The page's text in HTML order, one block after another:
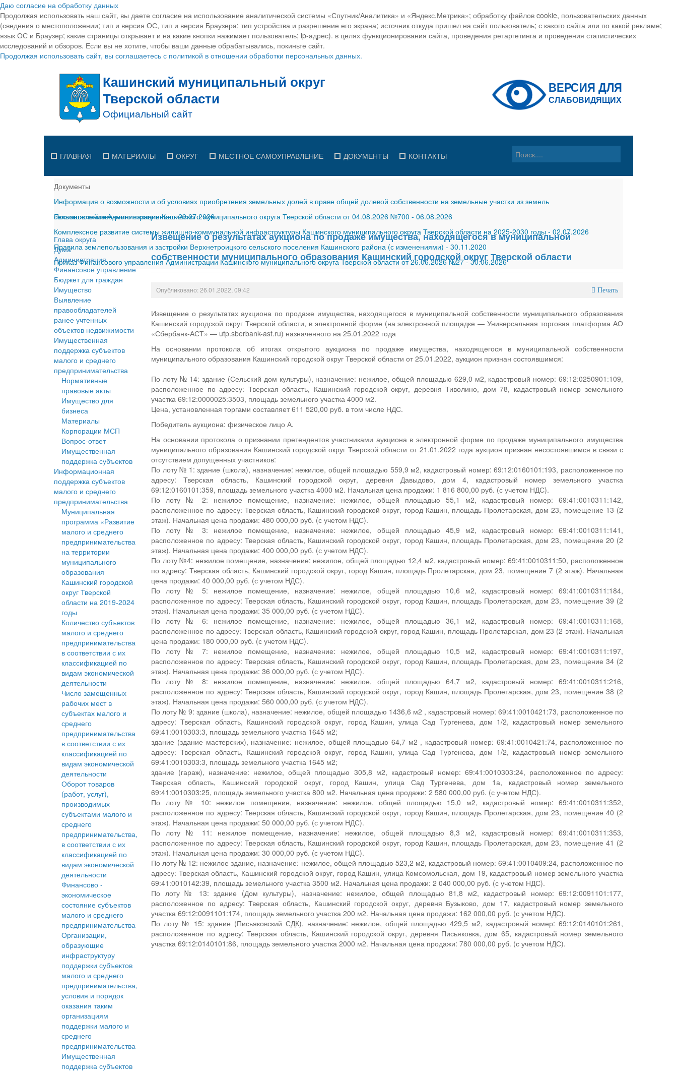
Даю согласие на обработку данных
Продолжая использовать наш сайт, вы даете согласие на использование аналитической системы «Спутник/Аналитика» и «Яндекс.Метрика»; обработку файлов cookie, пользовательских данных
(сведения о местоположении; тип и версия ОС, тип и версия Браузера; тип устройства и разрешение его экрана; источник откуда пришел на сайт пользователь; с какого сайта или по какой рекламе;
язык ОС и Браузер; какие страницы открывает и на какие кнопки нажимает пользователь; ip-адрес). в целях функционирования сайта, проведения ретаргетинга и проведения статистических
исследований и обзоров. Если вы не хотите, чтобы ваши данные обрабатывались, покиньте сайт.
Продолжая использовать сайт, вы соглашаетесь с политикой в отношении обработки персональных данных.
ГЛАВНАЯ МАТЕРИАЛЫ ОКРУГ МЕСТНОЕ САМОУПРАВЛЕНИЕ ДОКУМЕНТЫ КОНТАКТЫ
Документы
Информация о возможности и об условиях приобретения земельных долей в праве общей долевой собственности на земельные участки из земель
сельскохозяйственного назначения-29.07.2026
Постановление Администрации Кашинского муниципального округа Тверской области от 04.08.2026 №700 - 06.08.2026
Комплексное развитие системы жилищно-коммунальной инфраструктуры Кашинского муниципального округа Тверской области на 2025-2030 годы - 02.07.2026
Правила землепользования и застройки Верхнетроицкого сельского поселения Кашинского района (с изменениями) - 30.11.2020
Приказ Финансового управления Администрации Кашинского муниципального округа Тверской области от 26.06.2026 №27-30.06.2026
Глава округа
Дума
Администрация
Финансовое управление
Бюджет для граждан
Имущество
Выявление
правообладателей
ранее учтенных
объектов недвижимости
Имущественная
поддержка субъектов
малого и среднего
предпринимательства
Нормативные
правовые акты
Имущество для
бизнеса
Материалы
Корпорации МСП
Вопрос-ответ
Имущественная
поддержка субъектов
Информационная
поддержка субъектов
малого и среднего
предпринимательства
Муниципальная
программа «Развитие
малого и среднего
предпринимательства
на территории
муниципального
образования
Кашинский городской
округ Тверской
области на 2019-2024
годы
Количество субъектов
малого и среднего
предпринимательства
в соответствии с их
классификацией по
видам экономической
деятельности
Число замещенных
рабочих мест в
субъектах малого и
среднего
предпринимательства
в соответствии с их
классификацией по
видам экономической
деятельности
Оборот товаров
(работ, услуг),
производимых
субъектами малого и
среднего
предпринимательства,
в соответствии с их
классификацией по
видам экономической
деятельности
Финансово -
экономическое
состояние субъектов
малого и среднего
предпринимательства
Организации,
образующие
инфраструктуру
поддержки субъектов
малого и среднего
предпринимательства,
условия и порядок
оказания таким
организациям
поддержки малого и
среднего
предпринимательства
Имущественная
поддержка субъектов
Извещение о результатах аукциона по продаже имущества, находящегося в муниципальной
собственности муниципального образования Кашинский городской округ Тверской области
Опубликовано: 26.01.2022, 09:42 Печать
Извещение о результатах аукциона по продаже имущества, находящегося в муниципальной собственности муниципального образования
Кашинский городской округ Тверской области, в электронной форме (на электронной площадке — Универсальная торговая платформа АО
«Сбербанк-АСТ» — utp.sberbank-ast.ru) назначенного на 25.01.2022 года
На основании протокола об итогах открытого аукциона по продаже имущества, находящегося в муниципальной собственности
муниципального образования Кашинский городской округ Тверской области от 25.01.2022, аукцион признан состоявшимся:
По лоту № 14: здание (Сельский дом культуры), назначение: нежилое, общей площадью 629,0 м2, кадастровый номер: 69:12:0250901:109,
расположенное по адресу: Тверская область, Кашинский городской округ, деревня Тиволино, дом 78, кадастровый номер земельного
участка 69:12:0000025:3503, площадь земельного участка 4000 м2.
Цена, установленная торгами составляет 611 520,00 руб. в том числе НДС.
Победитель аукциона: физическое лицо А.
На основании протокола о признании претендентов участниками аукциона в электронной форме по продаже муниципального имущества
муниципального образования Кашинский городской округ Тверской области от 21.01.2022 года аукцион признан несостоявшимся в связи с
отсутствием допущенных участников:
По лоту № 1: здание (школа), назначение: нежилое, общей площадью 559,9 м2, кадастровый номер: 69:12:0160101:193, расположенное по
адресу: Тверская область, Кашинский городской округ, деревня Давыдово, дом 4, кадастровый номер земельного участка
69:12:0160101:359, площадь земельного участка 4000 м2. Начальная цена продажи: 1 816 800,00 руб. (с учетом НДС).
По лоту № 2: нежилое помещение, назначение: нежилое, общей площадью 55,1 м2, кадастровый номер: 69:41:0010311:142,
расположенное по адресу: Тверская область, Кашинский городской округ, город Кашин, площадь Пролетарская, дом 23, помещение 13 (2
этаж). Начальная цена продажи: 480 000,00 руб. (с учетом НДС).
По лоту № 3: нежилое помещение, назначение: нежилое, общей площадью 45,9 м2, кадастровый номер: 69:41:0010311:141,
расположенное по адресу: Тверская область, Кашинский городской округ, город Кашин, площадь Пролетарская, дом 23, помещение 20 (2
этаж). Начальная цена продажи: 400 000,00 руб. (с учетом НДС).
По лоту №4: нежилое помещение, назначение: нежилое, общей площадью 12,4 м2, кадастровый номер: 69:41:0010311:50, расположенное
по адресу: Тверская область, Кашинский городской округ, город Кашин, площадь Пролетарская, дом 23, помещение 7 (2 этаж). Начальная
цена продажи: 40 000,00 руб. (с учетом НДС).
По лоту № 5: нежилое помещение, назначение: нежилое, общей площадью 10,6 м2, кадастровый номер: 69:41:0010311:184,
расположенное по адресу: Тверская область, Кашинский городской округ, город Кашин, площадь Пролетарская, дом 23, помещение 39 (2
этаж). Начальная цена продажи: 35 000,00 руб. (с учетом НДС).
По лоту № 6: нежилое помещение, назначение: нежилое, общей площадью 36,1 м2, кадастровый номер: 69:41:0010311:168,
расположенное по адресу: Тверская область, Кашинский городской округ, город Кашин, площадь Пролетарская, дом 23 (2 этаж). Начальная
цена продажи: 180 000,00 руб. (с учетом НДС).
По лоту № 7: нежилое помещение, назначение: нежилое, общей площадью 10,5 м2, кадастровый номер: 69:41:0010311:197,
расположенное по адресу: Тверская область, Кашинский городской округ, город Кашин, площадь Пролетарская, дом 23, помещение 34 (2
этаж). Начальная цена продажи: 36 000,00 руб. (с учетом НДС).
По лоту № 8: нежилое помещение, назначение: нежилое, общей площадью 64,7 м2, кадастровый номер: 69:41:0010311:216,
расположенное по адресу: Тверская область, Кашинский городской округ, город Кашин, площадь Пролетарская, дом 23, помещение 38 (2
этаж). Начальная цена продажи: 560 000,00 руб. (с учетом НДС).
По лоту № 9: здание (школа), назначение: нежилое, общей площадью 1436,6 м2 , кадастровый номер: 69:41:0010421:73, расположенное по
адресу: Тверская область, Кашинский городской округ, город Кашин, улица Сад Тургенева, дом 1/2, кадастровый номер земельного
69:41:0010303:3, площадь земельного участка 1645 м2;
здание (здание мастерских), назначение: нежилое, общей площадью 64,7 м2 , кадастровый номер: 69:41:0010421:74, расположенное по
адресу: Тверская область, Кашинский городской округ, город Кашин, улица Сад Тургенева, дом 1/2, кадастровый номер земельного
69:41:0010303:3, площадь земельного участка 1645 м2;
здание (гараж), назначение: нежилое, общей площадью 305,8 м2, кадастровый номер: 69:41:0010303:24, расположенное по адресу:
Тверская область, Кашинский городской округ, город Кашин, улица Сад Тургенева, дом 1а, кадастровый номер земельного
69:41:0010303:25, площадь земельного участка 800 м2. Начальная цена продажи: 2 580 000,00 руб. (с учетом НДС).
По лоту № 10: нежилое помещение, назначение: нежилое, общей площадью 15,0 м2, кадастровый номер: 69:41:0010311:352,
расположенное по адресу: Тверская область, Кашинский городской округ, город Кашин, площадь Пролетарская, дом 23, помещение 40 (2
этаж). Начальная цена продажи: 50 000,00 руб. (с учетом НДС).
По лоту № 11: нежилое помещение, назначение: нежилое, общей площадью 8,3 м2, кадастровый номер: 69:41:0010311:353,
расположенное по адресу: Тверская область, Кашинский городской округ, город Кашин, площадь Пролетарская, дом 23, помещение 41 (2
этаж). Начальная цена продажи: 30 000,00 руб. (с учетом НДС).
По лоту № 12: нежилое здание, назначение: нежилое, общей площадью 523,2 м2, кадастровый номер: 69:41:0010409:24, расположенное по
адресу: Тверская область, Кашинский городской округ, город Кашин, улица Комсомольская, дом 19, кадастровый номер земельного участка
69:41:0010142:39, площадь земельного участка 3500 м2. Начальная цена продажи: 2 040 000,00 руб. (с учетом НДС).
По лоту № 13: здание (Дом культуры), назначение: нежилое, общей площадью 81,8 м2, кадастровый номер: 69:12:0091101:177,
расположенное по адресу: Тверская область, Кашинский городской округ, деревня Бузыково, дом 17, кадастровый номер земельного
участка 69:12:0091101:174, площадь земельного участка 200 м2. Начальная цена продажи: 162 000,00 руб. (с учетом НДС).
По лоту № 15: здание (Письяковский СДК), назначение: нежилое, общей площадью 429,5 м2, кадастровый номер: 69:12:0140101:261,
расположенное по адресу: Тверская область, Кашинский городской округ, деревня Письяковка, дом 65, кадастровый номер земельного
участка 69:12:0140101:86, площадь земельного участка 2000 м2. Начальная цена продажи: 780 000,00 руб. (с учетом НДС).